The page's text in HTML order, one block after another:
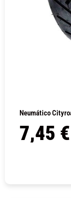
Neumático
7,45 €